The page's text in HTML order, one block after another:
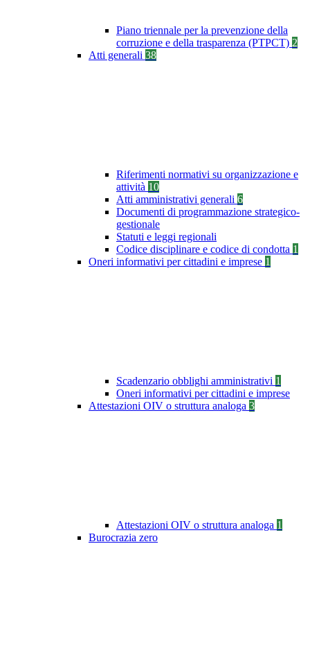
Piano triennale per la prevenzione della
corruzione e della trasparenza (PTPCT) 2
Atti generali 38
Riferimenti normativi su organizzazione e
attività 10
Atti amministrativi generali 6
Documenti di programmazione strategico-
gestionale
Statuti e leggi regionali
Codice disciplinare e codice di condotta 1
Oneri informativi per cittadini e imprese 1
Scadenzario obblighi amministrativi 1
Oneri informativi per cittadini e imprese
Attestazioni OIV o struttura analoga 3
Attestazioni OIV o struttura analoga 1
Burocrazia zero